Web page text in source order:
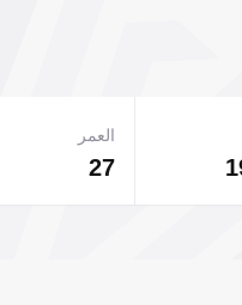
27
العمر